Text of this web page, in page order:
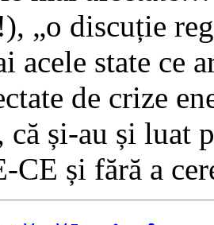
„o discuție
acele state ce
de crize
că și-au și
CE și fără a